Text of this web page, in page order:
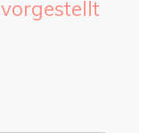
vorgestellt